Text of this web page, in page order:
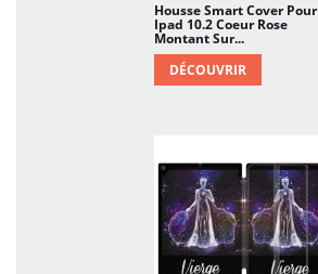
Housse Smart Cover Pour
Ipad 10.2 Coeur Rose
Montant Sur...
DÉCOUVRIR